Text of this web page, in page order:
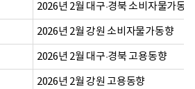
2026년 2월 대구·경북 소비자물가동향
2026년 2월 강원 소비자물가동향
2026년 2월 대구·경북 고용동향
2026년 2월 강원 고용동향